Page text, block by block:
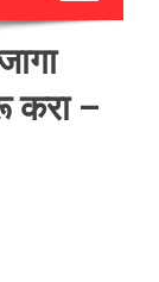
करा –